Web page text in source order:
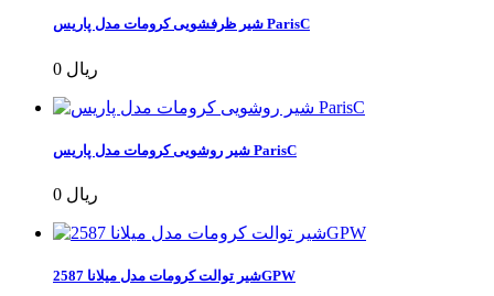
شیر ظرفشویی کرومات مدل پاریس ParisC
0 ریال
شیر روشویی کرومات مدل پاریس ParisC
0 ریال
شیر توالت کرومات مدل میلانا 2587GPW